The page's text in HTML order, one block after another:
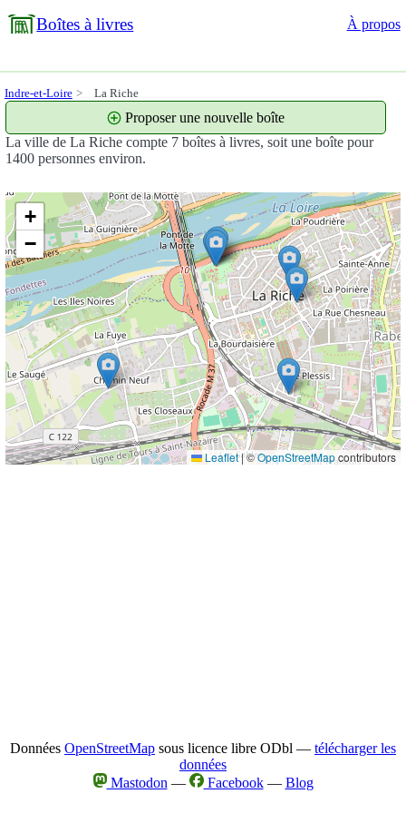
Boîtes à livres À propos
Indre-et-Loire La Riche
La ville de La Riche compte 7 boîtes à livres, soit une boîte pour
1400 personnes environ.
Proposer une nouvelle boîte
+
−
Leaflet|©OpenStreetMapcontributors
Données OpenStreetMap sous licence libre ODbl — télécharger les
données
Mastodon — Facebook— Blog